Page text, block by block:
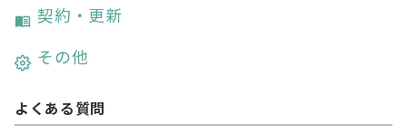
契約・更新
その他
よくある質問